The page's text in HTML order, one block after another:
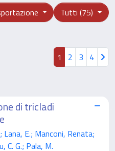
Tutti (75)
1 2 3 4
di tricladi
E.; Manconi, Renata;
C. G.; Pala, M.